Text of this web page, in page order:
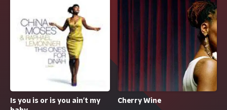
Is you is or is you ain't my
Cherry Wine